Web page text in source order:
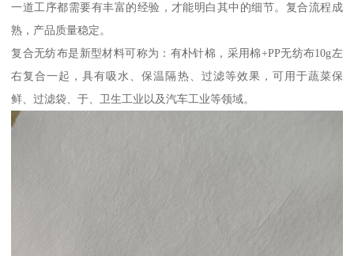
一道工序都需要有丰富的经验，才能明白其中的细节。复合流程成
熟，产品质量稳定。
复合无纺布是新型材料可称为：有朴针棉，采用棉+PP无纺布10g左
右复合一起，具有吸水、保温隔热、过滤等效果，可用于蔬菜保
鲜、过滤袋、于、卫生工业以及汽车工业等领域。